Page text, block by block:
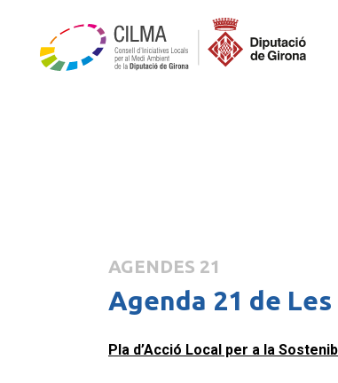
AGENDES 21
Agenda 21 de
Pla d’Acció Local per a la